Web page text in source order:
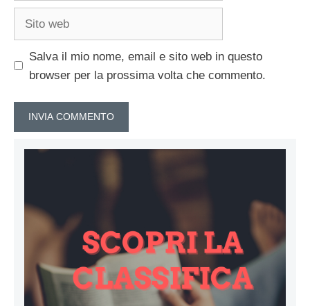
Salva il mio nome, email e sito web in questo
browser per la prossima volta che commento.